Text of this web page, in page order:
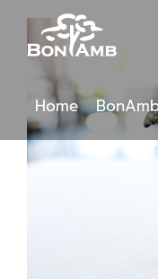
content
Home